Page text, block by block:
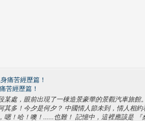
痛苦經歷篇！
苦經歷篇！
某處，眼前出現了一棟造景豪華的景觀汽車旅館
其多！今夕是何夕？ 中國情人節未到，情人相
嗯！哈！噢！......也難！ 記憶中，這裡應該是